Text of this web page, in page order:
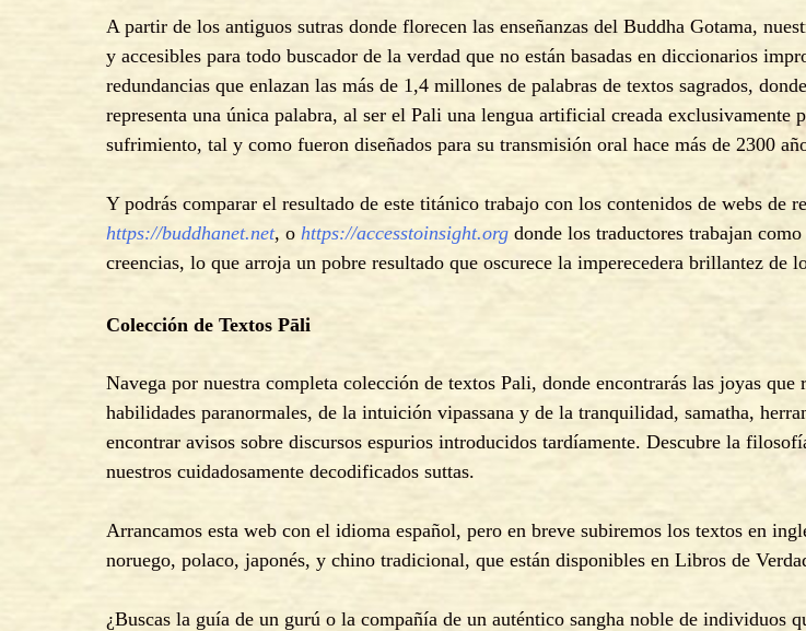
A partir de los antiguos sutras donde florecen las enseñanzas del Buddha Gotama,
y accesibles para todo buscador de la verdad que no están basadas en diccionarios
redundancias que enlazan las más de 1,4 millones de palabras de textos sagrados,
representa una única palabra, al ser el Pali una lengua artificial creada
sufrimiento, tal y como fueron diseñados para su transmisión oral hace más de 2300
Y podrás comparar el resultado de este titánico trabajo con los contenidos de webs de
https://buddhanet.net, o https://accesstoinsight.org donde los traductores trabajan
creencias, lo que arroja un pobre resultado que oscurece la imperecedera brillantez de
Colección de Textos Pāli
Navega por nuestra completa colección de textos Pali, donde encontrarás las joyas
habilidades paranormales, de la intuición vipassana y de la tranquilidad, samatha,
encontrar avisos sobre discursos espurios introducidos tardíamente. Descubre la
nuestros cuidadosamente decodificados suttas.
Arrancamos esta web con el idioma español, pero en breve subiremos los textos en
noruego, polaco, japonés, y chino tradicional, que están disponibles en Libros de
¿Buscas la guía de un gurú o la compañía de un auténtico sangha noble de individuos